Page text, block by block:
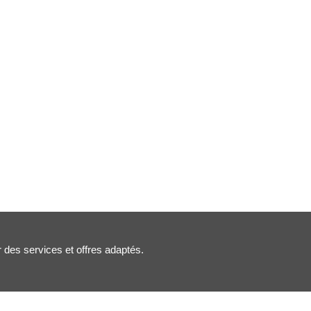
services et offres adaptés.